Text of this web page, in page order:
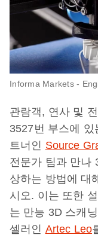
Informa Markets -
관람객, 연사 및
3527번 부스에
트너인 Source
전문가 팀과 만나
상하는 방법에 대
시오. 이는 또한
는 만능 3D 스캐
셀러인 Artec Leo